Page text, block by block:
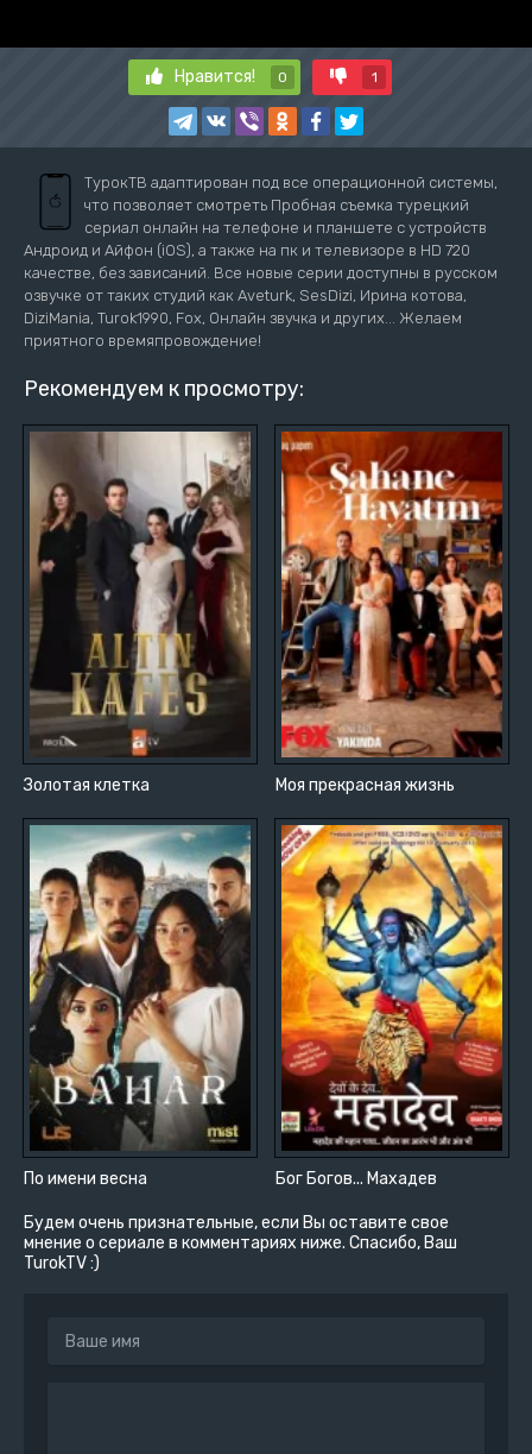
Нравится! 0 1
ТурокТВ адаптирован под все операционной системы,
что позволяет смотреть Пробная съемка турецкий
сериал онлайн на телефоне и планшете с устройств
Андроид и Айфон (iOS), а также на пк и телевизоре в HD 720
качестве, без зависаний. Все новые серии доступны в русском
озвучке от таких студий как Aveturk, SesDizi, Ирина котова,
DiziMania, Turok1990, Fox, Онлайн звучка и других... Желаем
приятного времяпровождение!
Рекомендуем к просмотру:
Золотая клетка Моя прекрасная жизнь
По имени весна Бог Богов... Махадев
Будем очень признательные, если Вы оставите свое
мнение о сериале в комментариях ниже. Спасибо, Ваш
TurokTV :)